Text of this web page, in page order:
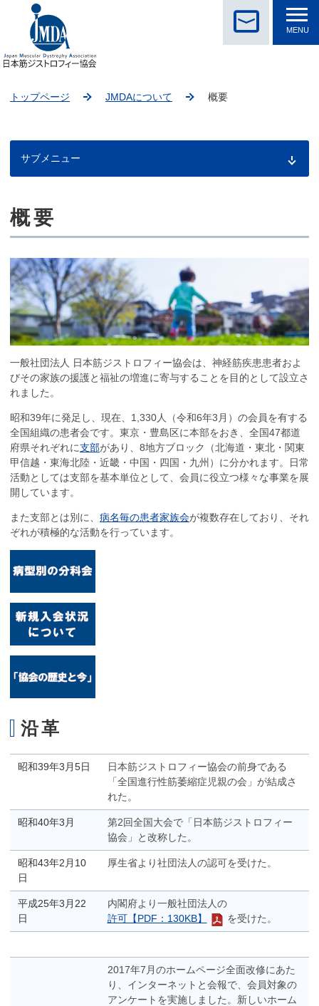
MENU
トップページ JMDAについて 概要
サブメニュー
こ
こ
ら
本
文
で
す。
概要
一般社団法人 日本筋ジストロフィー協会は、神経筋疾患患者およ
びその家族の援護と福祉の増進に寄与することを目的として設立さ
れました。
昭和39年に発足し、現在、1,330人（令和6年3月）の会員を有する
全国組織の患者会です。東京・豊島区に本部をおき、全国47都道
府県それぞれに支部があり、8地方ブロック（北海道・東北・関東
甲信越・東海北陸・近畿・中国・四国・九州）に分かれます。日常
活動としては支部を基本単位として、会員に役立つ様々な事業を展
開しています。
また支部とは別に、 病名毎の患者家族会が複数存在しており、それ
ぞれが積極的な活動を行っています。
沿革
昭和39年3月5日
日本筋ジストロフィー協会の前身である
「全国進行性筋萎縮症児親の会」が結成さ
れた。
昭和40年3月
第2回全国大会で「日本筋ジストロフィー
協会」と改称した。
昭和43年2月10
日
厚生省より社団法人の認可を受けた。
平成25年3月22
日
内閣府より一般社団法人の
許可【PDF：130KB】
を受けた。
2017年7月のホームページ全面改修にあた
り、インターネットと会報で、会員対象の
アンケートを実施しました。新しいホーム